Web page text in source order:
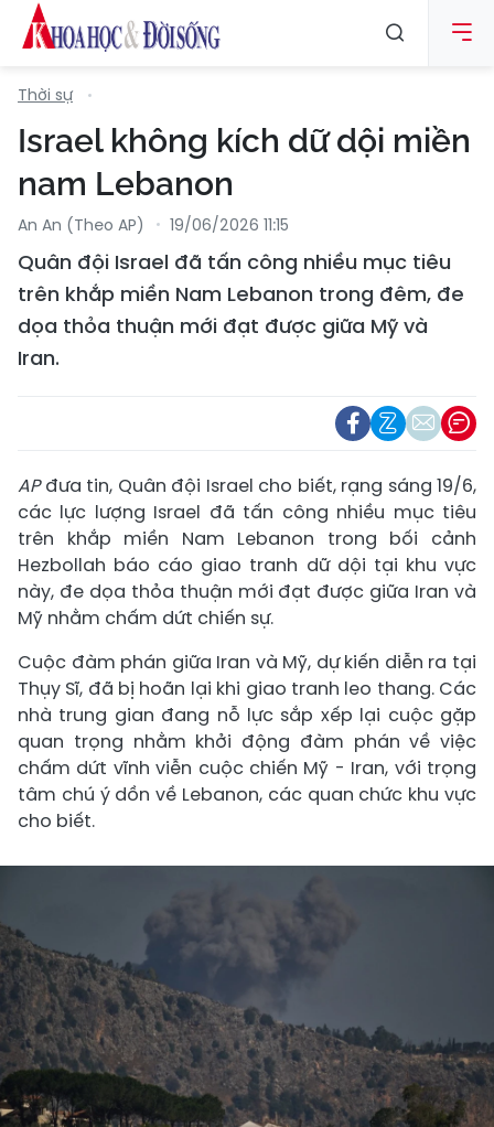
Thời sự
Israel không kích dữ dội miền
nam Lebanon
An An (Theo AP) 19/06/2026 11:15
Quân đội Israel đã tấn công nhiều mục tiêu
trên khắp miền Nam Lebanon trong đêm, đe
dọa thỏa thuận mới đạt được giữa Mỹ và
Iran.
APđưa tin, Quân đội Israel cho biết, rạng sáng 19/6,
các lực lượng Israel đã tấn công nhiều mục tiêu
trên khắp miền Nam Lebanon trong bối cảnh
Hezbollah báo cáo giao tranh dữ dội tại khu vực
này, đe dọa thỏa thuận mới đạt được giữa Iran và
Mỹ nhằm chấm dứt chiến sự.
Cuộc đàm phán giữa Iran và Mỹ, dự kiến diễn ra tại
Thụy Sĩ, đã bị hoãn lại khi giao tranh leo thang. Các
nhà trung gian đang nỗ lực sắp xếp lại cuộc gặp
quan trọng nhằm khởi động đàm phán về việc
chấm dứt vĩnh viễn cuộc chiến Mỹ - Iran, với trọng
tâm chú ý dồn về Lebanon, các quan chức khu vực
cho biết.